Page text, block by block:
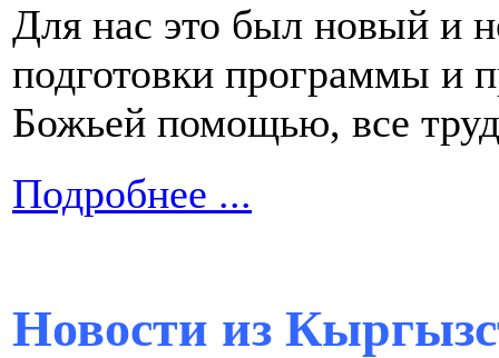
Для нас это был новый и
подготовки программы и
Божьей помощью, все
Подробнее ...
Новости из